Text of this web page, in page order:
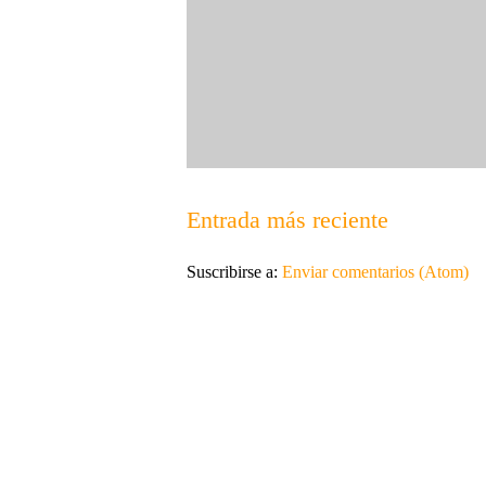
Entrada más reciente
Suscribirse a: Enviar comentarios (Atom)